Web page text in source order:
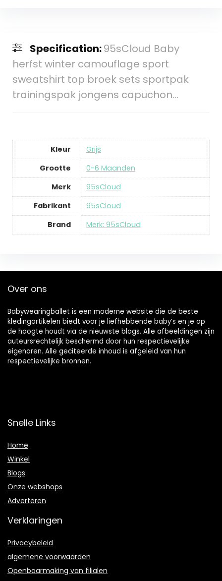
Specification:95sCloud Baby
herfst winter camouflage sport
sweatshirt top broek sets sportpak
trainingspak jongens capuchon…
Kleur
Grijs
Grootte
0-6 Maanden
Merk
95sCloud
Fabrikant
95sCloud
Brand
Merk: 95sCloud
Over ons
Babywearingballet is een moderne website die de beste
kledingartikelen biedt voor je liefhebbende baby’s en je op
de hoogte houdt via de nieuwste blogs. Alle afbeeldingen zijn
auteursrechtelijk beschermd door hun respectievelijke
eigenaren. Alle geciteerde inhoud is afgeleid van hun
respectievelijke bronnen.
Snelle Links
Home
Winkel
Blogs
Onze webshops
Adverteren
Verklaringen
Privacybeleid
algemene voorwaarden
Openbaarmaking van filialen